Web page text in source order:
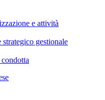
e attività
gestionale